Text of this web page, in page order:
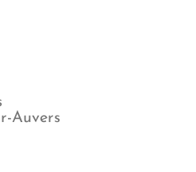
Auvers